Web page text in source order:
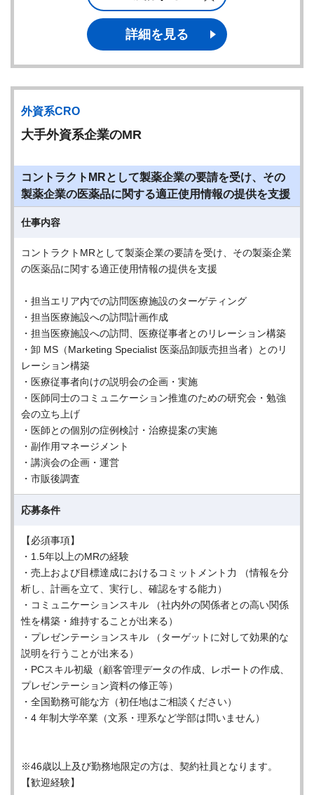
詳細を見る
外資系CRO
大手外資系企業のMR
コントラクトMRとして製薬企業の要請を受け、その
製薬企業の医薬品に関する適正使用情報の提供を支援
仕事内容
コントラクトMRとして製薬企業の要請を受け、その製薬企業
の医薬品に関する適正使用情報の提供を支援
・担当エリア内での訪問医療施設のターゲティング
・担当医療施設への訪問計画作成
・担当医療施設への訪問、医療従事者とのリレーション構築
・卸 MS（Marketing Specialist 医薬品卸販売担当者）とのリ
レーション構築
・医療従事者向けの説明会の企画・実施
・医師同士のコミュニケーション推進のための研究会・勉強
会の立ち上げ
・医師との個別の症例検討・治療提案の実施
・副作用マネージメント
・講演会の企画・運営
・市販後調査
応募条件
【必須事項】
・1.5年以上のMRの経験
・売上および目標達成におけるコミットメント力 （情報を分
析し、計画を立て、実行し、確認をする能力）
・コミュニケーションスキル （社内外の関係者との高い関係
性を構築・維持することが出来る）
・プレゼンテーションスキル （ターゲットに対して効果的な
説明を行うことが出来る）
・PCスキル初級（顧客管理データの作成、レポートの作成、
プレゼンテーション資料の修正等）
・全国勤務可能な方（初任地はご相談ください）
・4 年制大学卒業（文系・理系など学部は問いません）
※46歳以上及び勤務地限定の方は、契約社員となります。
【歓迎経験】